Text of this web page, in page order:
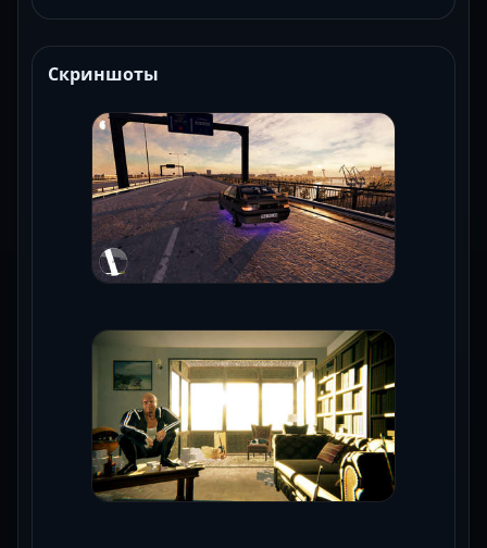
Скриншоты